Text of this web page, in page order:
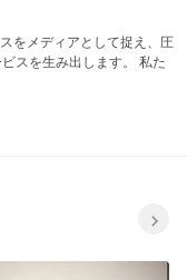
をメディアとして捉え、圧
スを生み出します。 私た